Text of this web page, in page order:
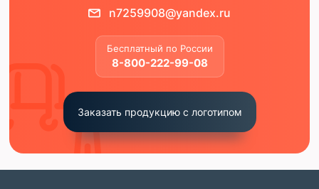
n7259908@yandex.ru
Бесплатный по России
8-800-222-99-08
Заказать продукцию с логотипом